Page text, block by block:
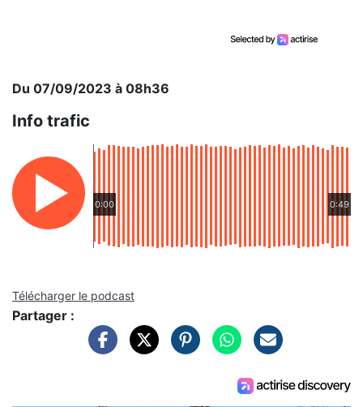
Du 07/09/2023 à 08h36
Info trafic
0:00 0:49
Télécharger le podcast
Partager :